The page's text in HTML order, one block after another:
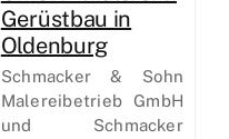
Gerüstbau in
Oldenburg
Schmacker & Sohn
Malereibetrieb GmbH
und Schmacker